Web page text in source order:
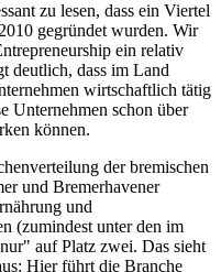
zu lesen, dass ein Viertel
gegründet wurden. Wir
ein relativ
deutlich, dass im Land
wirtschaftlich tätig
Unternehmen schon über
können.
der bremischen
und Bremerhavener
und
(zumindest unter den im
auf Platz zwei. Das sieht
Hier führt die Branche